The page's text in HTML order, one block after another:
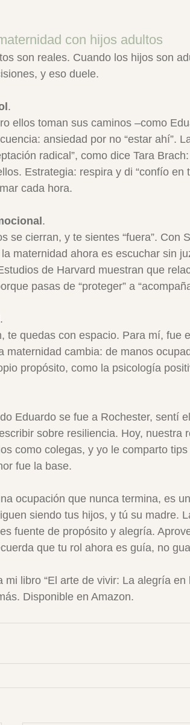
con hijos adultos
son reales. Cuando los hijos son
y eso duele.
.
ellos toman sus caminos –como
ansiedad por no “estar ahí”.
radical”, como dice Tara
Estrategia: respira y di “confío en
cada hora.
.
se cierran, y te sientes “fuera”. Con
maternidad ahora es escuchar sin
de Harvard muestran que
pasas de “proteger” a
.
te quedas con espacio. Para mí, fue
maternidad cambia: de manos
propósito, como la psicología
Eduardo se fue a Rochester, sentí
sobre resiliencia. Hoy, nuestra
como colegas, y yo le comparto
fue la base.
ocupación que nunca termina, es
siendo tus hijos, y tú su madre.
fuente de propósito y alegría.
que tu rol ahora es guía, no
mi libro “El arte de vivir: La alegría en
Disponible en Amazon.